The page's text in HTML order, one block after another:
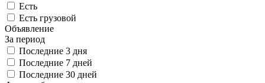
Есть
Есть грузовой
Объявление
За период
Последние 3 дня
Последние 7 дней
Последние 30 дней